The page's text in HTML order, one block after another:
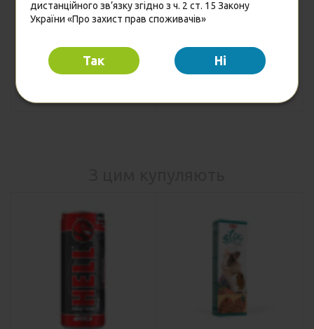
дистанційного зв’язку згідно з ч. 2 ст. 15 Закону
України «Про захист прав споживачів»
Так Hi
Ціна 27.80 грн
Від 3 шт. 26.40 грн
Ціна 30.75
Від 3 шт.